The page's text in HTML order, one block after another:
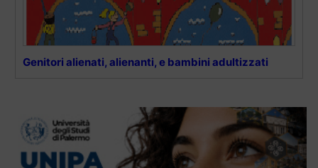
Genitori alienati, alienanti, e bambini adultizzati